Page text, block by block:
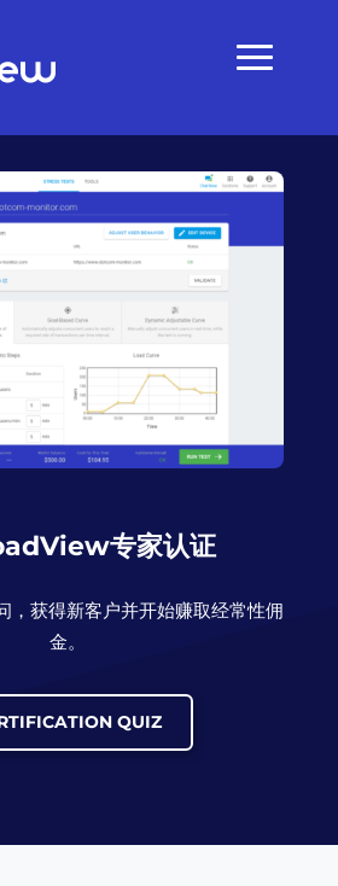
专家认证
获得新客户并开始赚取经常性佣
金。
QUIZ